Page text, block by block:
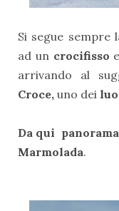
Si segue sempre
ad un crocifisso
arrivando al
Croce, uno dei
Da qui
Marmolada.